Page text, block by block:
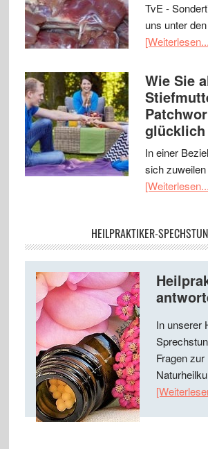
TvE -
uns unter
Wie Sie
glücklich
In einer
sich
HEILPRAKTIKER-
In unserer
Fragen zur